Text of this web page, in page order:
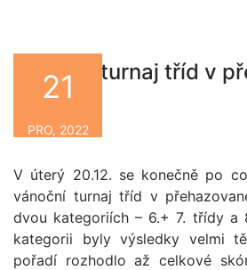
Vánoční turnaj tříd v
21
PRO, 2022
V úterý 20.12. se konečně po
vánoční turnaj tříd v
dvou kategoriích – 6.+ 7. třídy a
kategorii byly výsledky velmi
pořadí rozhodlo až celkové